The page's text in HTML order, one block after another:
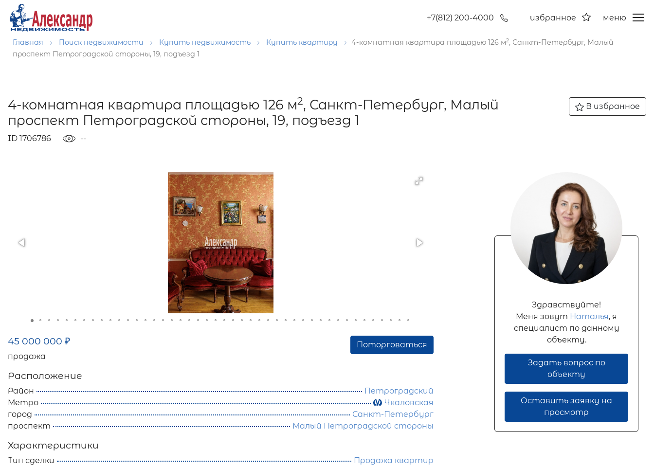
+7(812) 200-4000 избранное меню
Главная Поиск недвижимости Купить недвижимость Купить квартиру 4-комнатная квартира площадью 126 м2, Санкт-Петербург, Малый
проспект Петроградской стороны, 19, подъезд 1
4-комнатная квартира площадью 126 м2, Санкт-Петербург, Малый
проспект Петроградской стороны, 19, подъезд 1
ID 1706786 --
В избранное
45 000 000 ₽
продажа
Поторговаться
Расположение
Район
Петроградский
Метро
Чкаловская
город
Санкт-Петербург
проспект
Малый Петроградской стороны
Характеристики
Тип сделки
Продажа квартир
Здравствуйте!
Меня зовут Наталья, я
специалист по данному
объекту.
Задать вопрос по
объекту
Оставить заявку на
просмотр